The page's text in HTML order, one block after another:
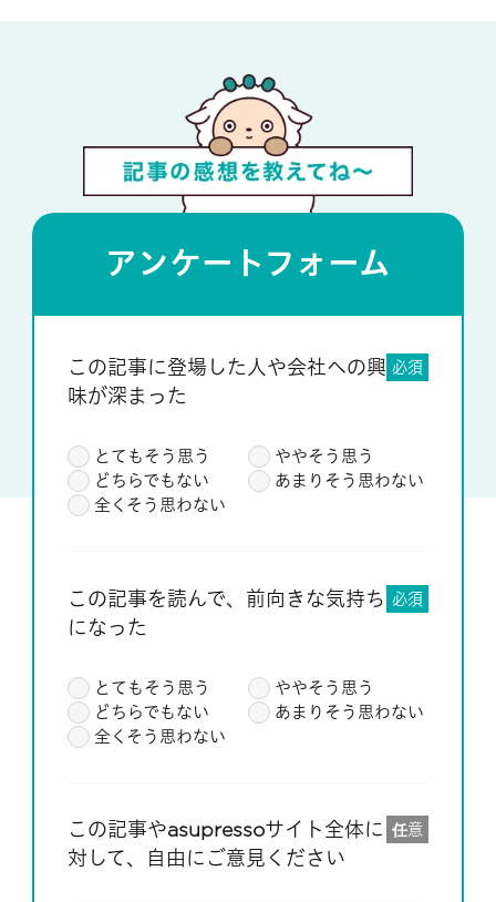
アンケートフォーム
この記事に登場した人や会社への興
味が深まった
必須
とてもそう思う
ややそう思う
どちらでもない
あまりそう思わない
全くそう思わない
この記事を読んで、前向きな気持ち
になった
必須
とてもそう思う
ややそう思う
どちらでもない
あまりそう思わない
全くそう思わない
この記事やasupressoサイト全体に
対して、自由にご意見ください
任意